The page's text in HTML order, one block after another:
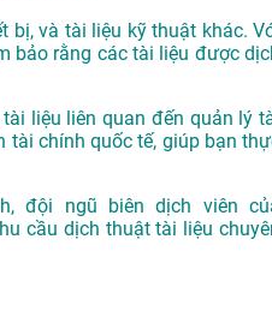
bị, và tài liệu kỹ thuật khác.
bảo rằng các tài liệu được
liệu liên quan đến quản lý
tài chính quốc tế, giúp bạn
đội ngũ biên dịch viên
cầu dịch thuật tài liệu